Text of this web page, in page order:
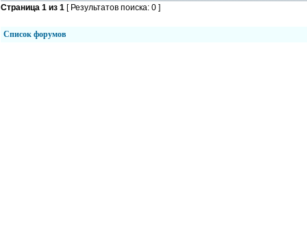
Страница 1 из 1 [ Результатов поиска: 0 ]
Список форумов